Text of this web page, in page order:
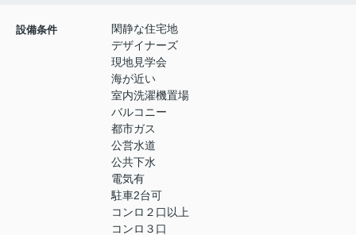
設備条件
閑静な住宅地
デザイナーズ
現地見学会
海が近い
室内洗濯機置場
バルコニー
都市ガス
公営水道
公共下水
電気有
駐車2台可
コンロ２口以上
コンロ３口